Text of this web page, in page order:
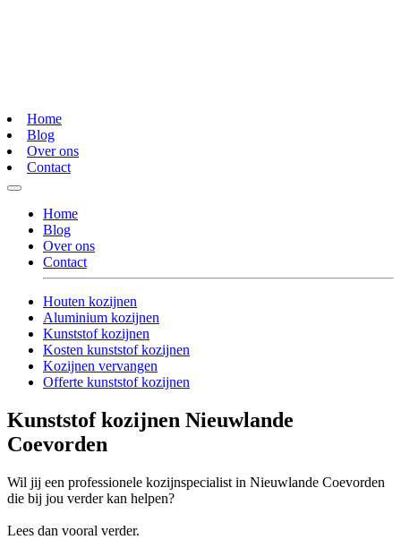
Home
Blog
Over ons
Contact
Home
Blog
Over ons
Contact
Houten kozijnen
Aluminium kozijnen
Kunststof kozijnen
Kosten kunststof kozijnen
Kozijnen vervangen
Offerte kunststof kozijnen
Kunststof kozijnen Nieuwlande
Coevorden
Wil jij een professionele kozijnspecialist in Nieuwlande Coevorden
die bij jou verder kan helpen?
Lees dan vooral verder.